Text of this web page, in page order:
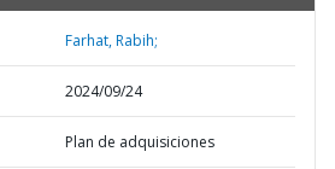
Farhat, Rabih;
2024/09/24
Plan de adquisiciones